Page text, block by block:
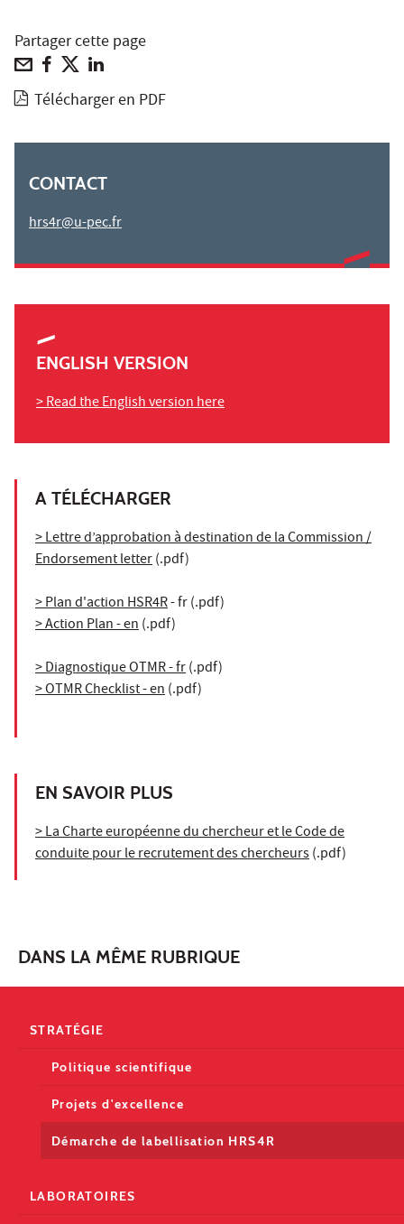
Partager cette page
Télécharger en PDF
CONTACT
hrs4r@u-pec.fr
ENGLISH VERSION
> Read the English version here
A TÉLÉCHARGER
> Lettre d’approbation à destination de la Commission /
Endorsement letter(.pdf)
> Plan d'action HSR4R- fr (.pdf)
> Action Plan - en(.pdf)
> Diagnostique OTMR - fr(.pdf)
> OTMR Checklist - en(.pdf)
EN SAVOIR PLUS
> La Charte européenne du chercheur et le Code de
conduite pour le recrutement des chercheurs(.pdf)
DANS LA MÊME RUBRIQUE
STRATÉGIE
Politique scientifique
Projets d'excellence
Démarche de labellisation HRS4R
LABORATOIRES